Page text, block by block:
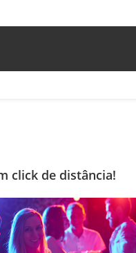
click de distância!